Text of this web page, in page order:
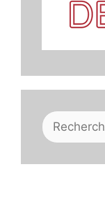
Rechercher :